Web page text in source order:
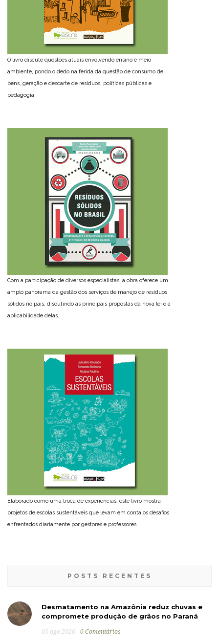
O livro discute questões atuais envolvendo ensino e meio
ambiente, pondo o dedo na ferida da questão de consumo de
bens, geração e descarte de resíduos, políticas públicas e
pedagogia.
Com a participação de diversos especialistas, a obra oferece um
amplo panorama da gestão dos serviços de manejo de resíduos
sólidos no país, discutindo as principais propostas da nova lei e a
aplicabilidade delas.
Elaborado como uma troca de experiências, este livro mostra
projetos de escolas sustentáveis que levam em conta os desafios
enfrentados diariamente por gestores e professores.
POSTS RECENTES
Desmatamento na Amazônia reduz chuvas e
compromete produção de grãos no Paraná
05 ago 2026 0 Comentários